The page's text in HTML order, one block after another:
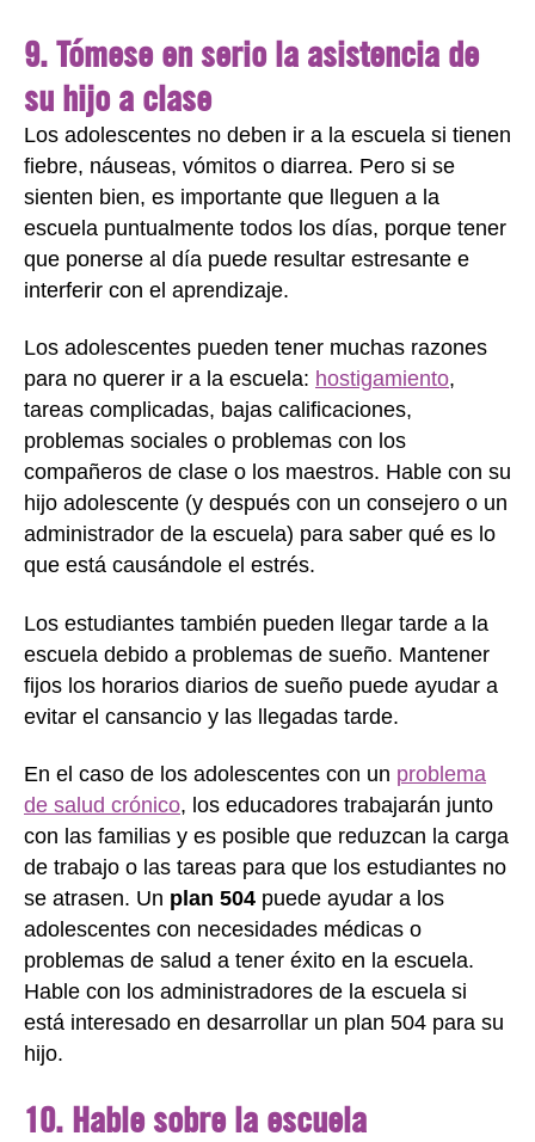
9. Tómese en serio la asistencia de
su hijo a clase
Los adolescentes no deben ir a la escuela si tienen
fiebre, náuseas, vómitos o diarrea. Pero si se
sienten bien, es importante que lleguen a la
escuela puntualmente todos los días, porque tener
que ponerse al día puede resultar estresante e
interferir con el aprendizaje.
Los adolescentes pueden tener muchas razones
para no querer ir a la escuela: hostigamiento,
tareas complicadas, bajas calificaciones,
problemas sociales o problemas con los
compañeros de clase o los maestros. Hable con su
hijo adolescente (y después con un consejero o un
administrador de la escuela) para saber qué es lo
que está causándole el estrés.
Los estudiantes también pueden llegar tarde a la
escuela debido a problemas de sueño. Mantener
fijos los horarios diarios de sueño puede ayudar a
evitar el cansancio y las llegadas tarde.
En el caso de los adolescentes con un problema
de salud crónico, los educadores trabajarán junto
con las familias y es posible que reduzcan la carga
de trabajo o las tareas para que los estudiantes no
se atrasen. Un plan 504 puede ayudar a los
adolescentes con necesidades médicas o
problemas de salud a tener éxito en la escuela.
Hable con los administradores de la escuela si
está interesado en desarrollar un plan 504 para su
hijo.
10. Hable sobre la escuela